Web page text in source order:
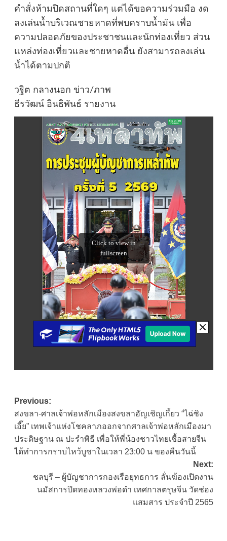
คำสั่งห้ามปิดสถานที่ใดๆ แต่ได้ขอความร่วมมือ งด
ลงเล่นน้ำบริเวณชายหาดที่พบคราบน้ำมัน เพื่อ
ความปลอดภัยของประชาชนและนักท่องเที่ยว ส่วน
แหล่งท่องเที่ยวและชายหาดอื่น ยังสามารถลงเล่น
น้ำได้ตามปกติ
วฐิต กลางนอก ข่าว/ภาพ
ธีรวัฒน์ อินธิพันธ์ รายงาน
Post
navigation
Previous:
สงขลา-ศาลเจ้าพ่อหลักเมืองสงขลาอัญเชิญเกี้ยว “ไฉ่ซิง
เอี๊ย” เทพเจ้าแห่งโชคลาภออกจากศาลเจ้าพ่อหลักเมืองมา
ประดิษฐาน ณ ปะรำพิธี เพื่อให้พี่น้องชาวไทยเชื้อสายจีน
ได้ทำการกราบไหว้บูชาในเวลา 23:00 น ของคืนวันนี้
Next:
ชลบุรี – ผู้บัญชาการกองเรือยุทธการ ลั่นฆ้องเปิดงาน
นมัสการปิดทองหลวงพ่อดำ เทศกาลตรุษจีน วัดช่อง
แสมสาร ประจำปี 2565